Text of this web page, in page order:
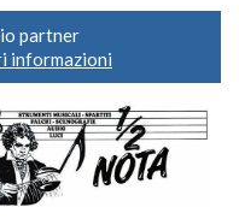
partner
informazioni